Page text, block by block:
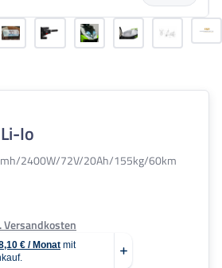
Io
2400W/72V/20Ah/155kg/60km
Versandkosten